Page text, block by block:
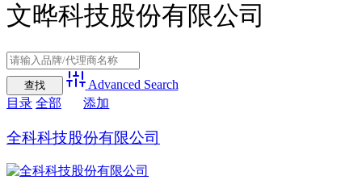
文晔科技股份有限公司
Advanced Search
目录 全部 添加
全科科技股份有限公司